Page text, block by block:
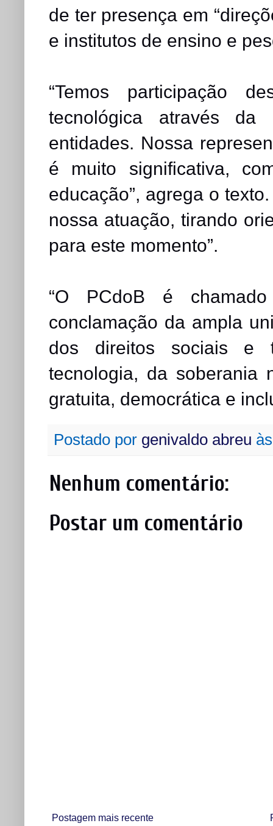
de ter presença em
e institutos de ensino e
“Temos participação
tecnológica através
entidades. Nossa
é muito significativa,
educação”, agrega o
nossa atuação, tirando
para este momento”.
“O PCdoB é
conclamação da ampla
dos direitos sociais e
tecnologia, da soberania
gratuita, democrática e
Postado por genivaldo abreu
Nenhum comentário:
Postar um comentário
Postagem mais recente